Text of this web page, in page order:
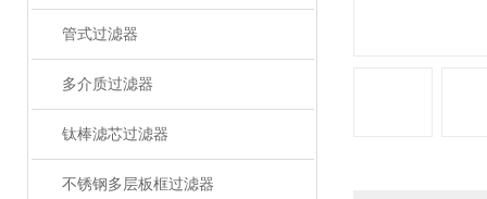
管式过滤器
多介质过滤器
钛棒滤芯过滤器
不锈钢多层板框过滤器